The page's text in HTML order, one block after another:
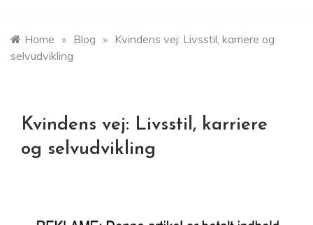
Home » Blog » Kvindens vej: Livsstil, karriere og
selvudvikling
Kvindens vej: Livsstil, karriere
og selvudvikling